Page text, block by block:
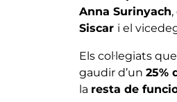
Anna Surinyach
Siscar i el
Els col·legiats
gaudir d’un 25%
la resta de